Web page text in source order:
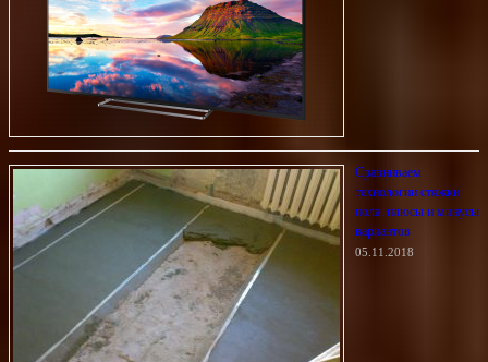
Сравниваем
технологии стяжки
пола: плюсы и минусы
вариантов
05.11.2018